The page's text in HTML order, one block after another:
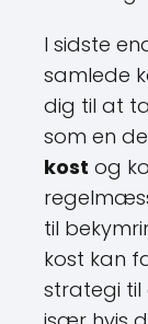
I sidste
samlede
dig til at
som en
kost og
til
kost kan
strategi
især hvis